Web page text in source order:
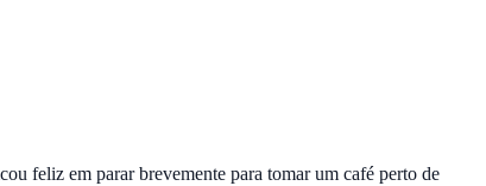
feliz em parar brevemente para tomar um café perto de